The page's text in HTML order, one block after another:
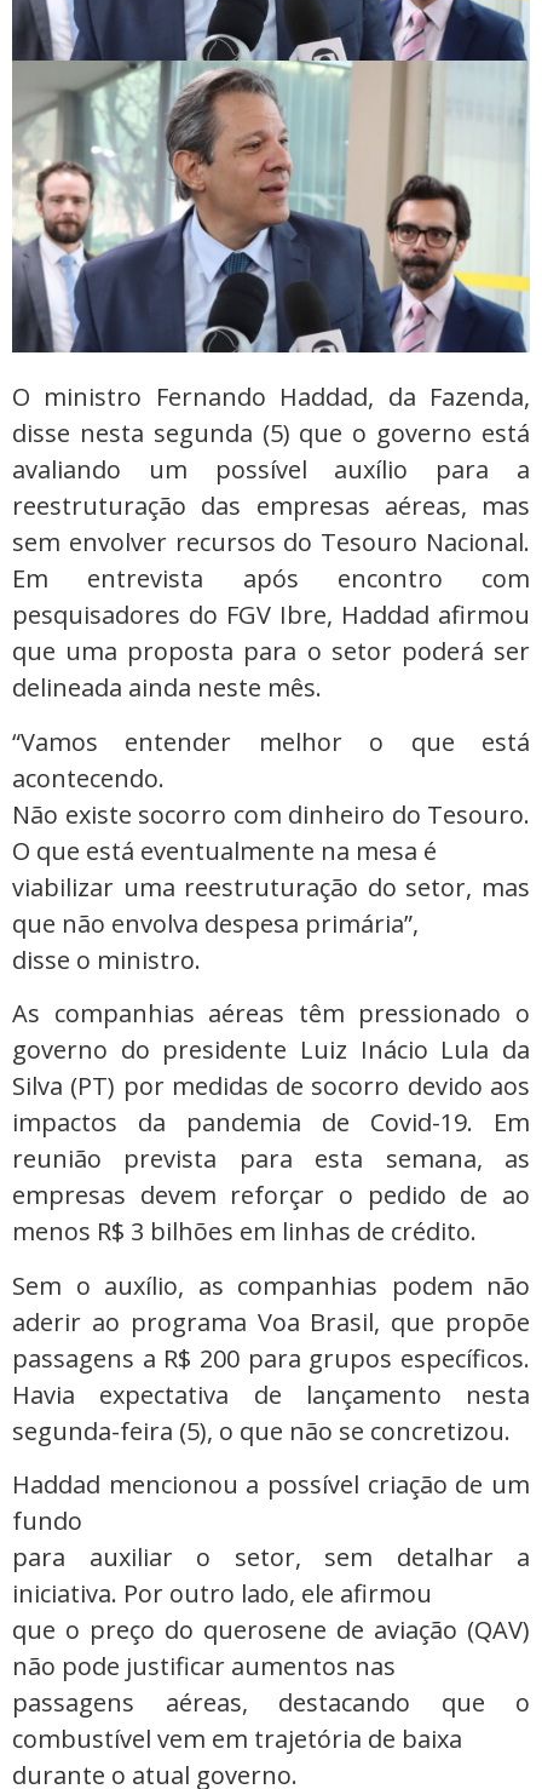
O ministro Fernando Haddad, da Fazenda,
disse nesta segunda (5) que o governo está
avaliando um possível auxílio para a
reestruturação das empresas aéreas, mas
sem envolver recursos do Tesouro Nacional.
Em entrevista após encontro com
pesquisadores do FGV Ibre, Haddad afirmou
que uma proposta para o setor poderá ser
delineada ainda neste mês.
“Vamos entender melhor o que está
acontecendo.
Não existe socorro com dinheiro do Tesouro.
O que está eventualmente na mesa é
viabilizar uma reestruturação do setor, mas
que não envolva despesa primária”,
disse o ministro.
As companhias aéreas têm pressionado o
governo do presidente Luiz Inácio Lula da
Silva (PT) por medidas de socorro devido aos
impactos da pandemia de Covid-19. Em
reunião prevista para esta semana, as
empresas devem reforçar o pedido de ao
menos R$ 3 bilhões em linhas de crédito.
Sem o auxílio, as companhias podem não
aderir ao programa Voa Brasil, que propõe
passagens a R$ 200 para grupos específicos.
Havia expectativa de lançamento nesta
segunda-feira (5), o que não se concretizou.
Haddad mencionou a possível criação de um
fundo
para auxiliar o setor, sem detalhar a
iniciativa. Por outro lado, ele afirmou
que o preço do querosene de aviação (QAV)
não pode justificar aumentos nas
passagens aéreas, destacando que o
combustível vem em trajetória de baixa
durante o atual governo.